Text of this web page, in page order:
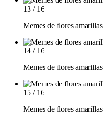
13 / 16
Memes de flores amarillas
14 / 16
Memes de flores amarillas
15 / 16
Memes de flores amarillas